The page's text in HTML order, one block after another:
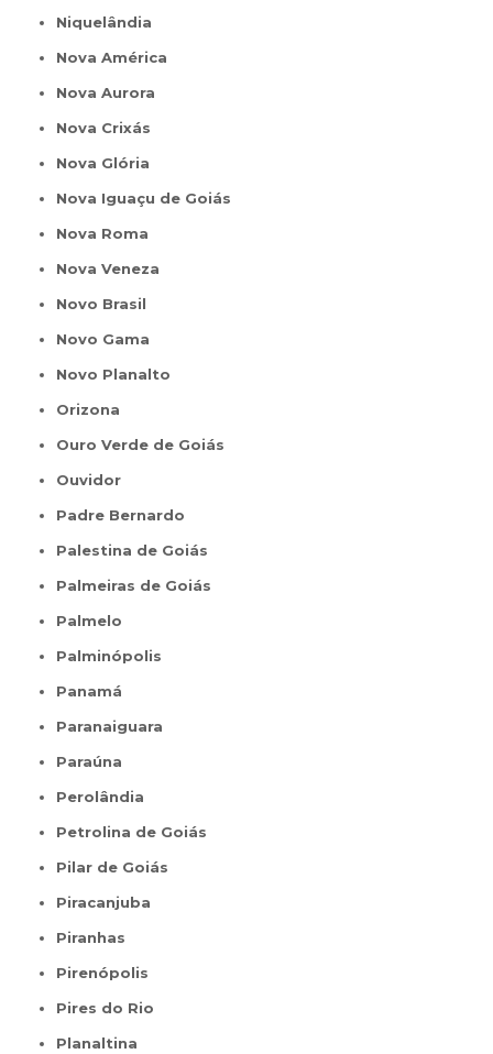
Niquelândia
Nova América
Nova Aurora
Nova Crixás
Nova Glória
Nova Iguaçu de Goiás
Nova Roma
Nova Veneza
Novo Brasil
Novo Gama
Novo Planalto
Orizona
Ouro Verde de Goiás
Ouvidor
Padre Bernardo
Palestina de Goiás
Palmeiras de Goiás
Palmelo
Palminópolis
Panamá
Paranaiguara
Paraúna
Perolândia
Petrolina de Goiás
Pilar de Goiás
Piracanjuba
Piranhas
Pirenópolis
Pires do Rio
Planaltina